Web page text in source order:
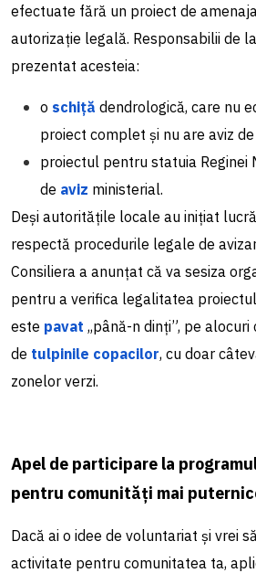
efectuate fără un proiect de
autorizație legală. Responsabilii de
prezentat acesteia:
o schiță dendrologică, care nu
proiect complet și nu are aviz
proiectul pentru statuia Reginei
de aviz ministerial.
Deși autoritățile locale au inițiat
respectă procedurile legale de
Consiliera a anunțat că va sesiza
pentru a verifica legalitatea
este pavat ,,până-n dinți”, pe
de tulpinile copacilor, cu doar
zonelor verzi.
Apel de participare la
pentru comunități mai
Dacă ai o idee de voluntariat și vrei
activitate pentru comunitatea ta,